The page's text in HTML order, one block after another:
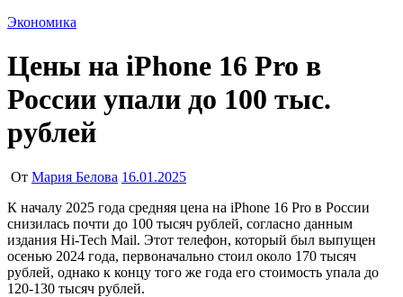
Экономика
Цены на iPhone 16 Pro в
России упали до 100 тыс.
рублей
От Мария Белова 16.01.2025
К началу 2025 года средняя цена на iPhone 16 Pro в России
снизилась почти до 100 тысяч рублей, согласно данным
издания Hi-Tech Mail. Этот телефон, который был выпущен
осенью 2024 года, первоначально стоил около 170 тысяч
рублей, однако к концу того же года его стоимость упала до
120-130 тысяч рублей.